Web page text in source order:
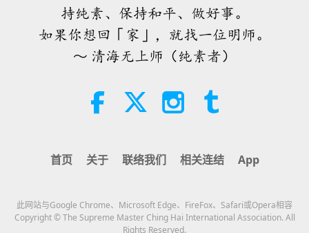
3:46
时，重新与内在上帝连结
焦点新闻 2026-08-05 1330
38:07
22:27
伊斯兰的水资源道德观：摘自《圣
持纯素、保持和平、做好事。
如果你想回「家」，就找一位明师。
～ 清海无上师（纯素者）
首页 关于 联络我们 相关连结 App
此网站与Google Chrome、Microsoft Edge、FireFox、Safari或Opera相容
Copyright © The Supreme Master Ching Hai International Association. All
Rights Reserved.